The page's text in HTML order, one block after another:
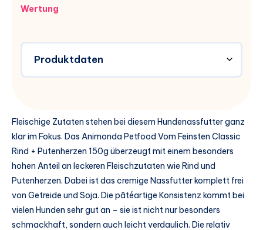
Wertung
Produktdaten
Fleischige Zutaten stehen bei diesem Hundenassfutter ganz
klar im Fokus. Das Animonda Petfood Vom Feinsten Classic
Rind + Putenherzen 150g überzeugt mit einem besonders
hohen Anteil an leckeren Fleischzutaten wie Rind und
Putenherzen. Dabei ist das cremige Nassfutter komplett frei
von Getreide und Soja. Die pâtéartige Konsistenz kommt bei
vielen Hunden sehr gut an – sie ist nicht nur besonders
schmackhaft, sondern auch leicht verdaulich. Die relativ